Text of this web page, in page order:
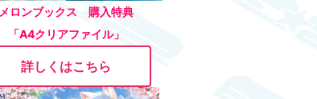
メロンブックス 購入特典
「A4クリアファイル」
詳しくはこちら